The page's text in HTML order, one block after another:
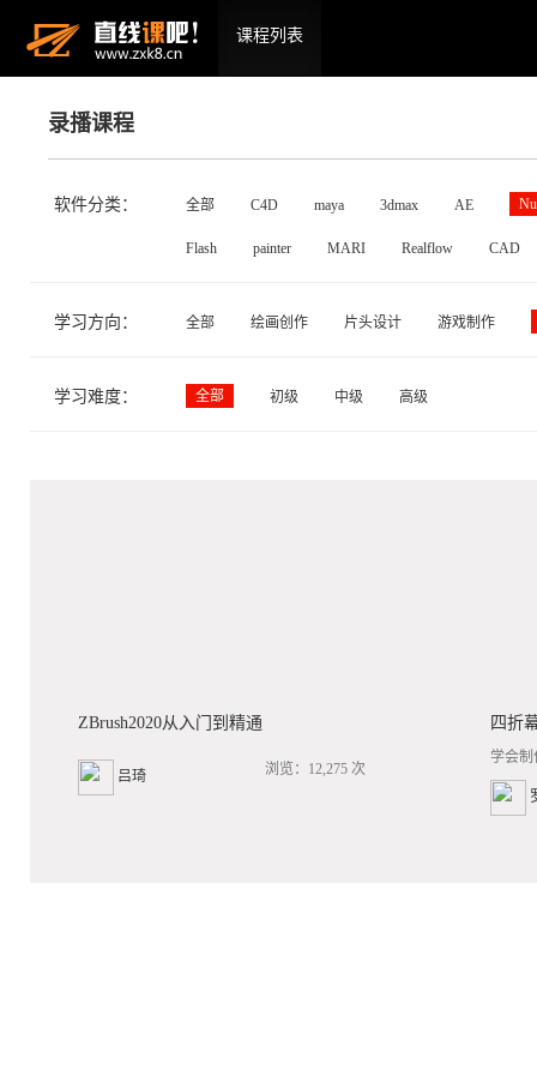
课程列表
录播课程
软件分类： 全部 C4D maya 3dmax AE
Flash painter MARI Realflow CAD
学习方向： 全部 绘画创作 片头设计 游戏制作
学习难度： 全部 初级 中级 高级
ZBrush2020从入门到精通
吕琦 浏览：12,275 次
四折
学会制